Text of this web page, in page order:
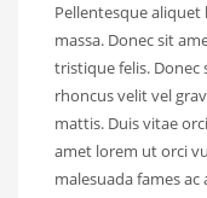
Pellentesque aliquet
massa. Donec sit
tristique felis. Donec
rhoncus velit vel
mattis. Duis vitae
amet lorem ut orci
malesuada fames